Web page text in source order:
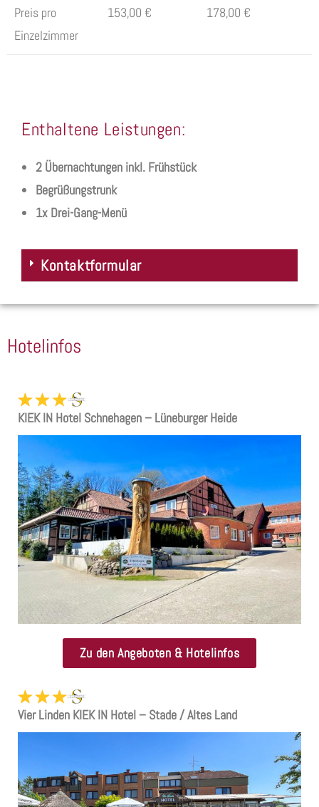
Preis pro
Einzelzimmer
153,00 € 178,00 €
Enthaltene Leistungen:
2 Übernachtungen inkl. Frühstück
Begrüßungstrunk
1x Drei-Gang-Menü
Kontaktformular
Hotelinfos
KIEK IN Hotel Schnehagen – Lüneburger Heide
Zu den Angeboten & Hotelinfos
Vier Linden KIEK IN Hotel – Stade / Altes Land